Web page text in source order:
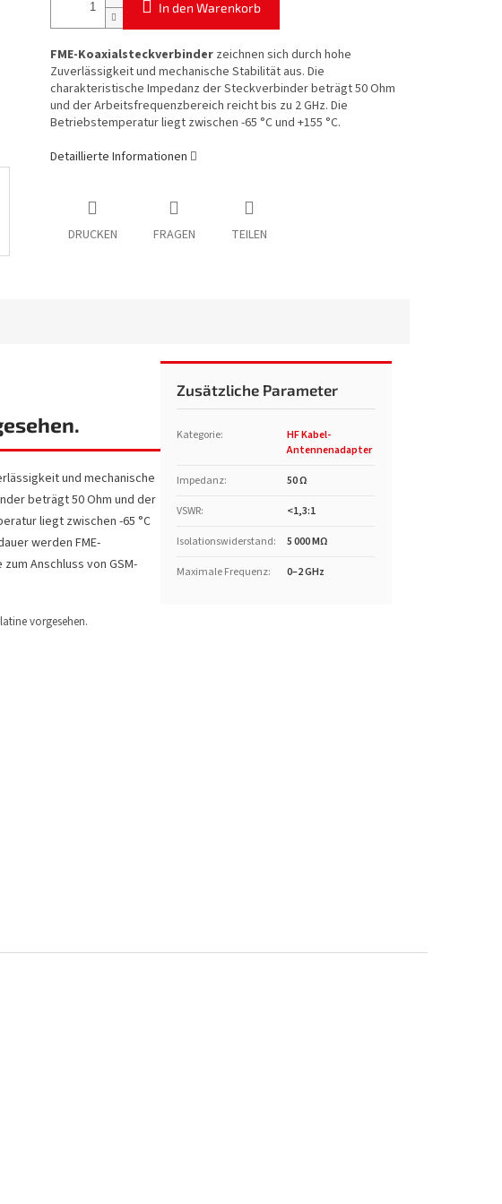
In den Warenkorb
FME-Koaxialsteckverbinderzeichnen sich durch hohe
Zuverlässigkeit und mechanische Stabilität aus. Die
charakteristische Impedanz der Steckverbinder beträgt 50 Ohm
und der Arbeitsfrequenzbereich reicht bis zu 2 GHz. Die
Betriebstemperatur liegt zwischen -65 °C und +155 °C.
Detaillierte Informationen
DRUCKEN FRAGEN TEILEN
und mechanische
beträgt 50 Ohm und der
liegt zwischen -65 °C
werden FME-
Anschluss von GSM-
vorgesehen.
Zusätzliche Parameter
Kategorie:
HF Kabel-
Antennenadapter
Impedanz:
50 Ω
VSWR:
<1,3:1
Isolationswiderstand:
5 000 MΩ
Maximale Frequenz: 0–2 GHz